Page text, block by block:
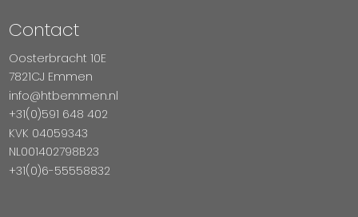
Contact
Oosterbracht 10E
7821CJ Emmen
info@htbemmen.nl
+31(0)591 648 402
KVK 04059343
NL001402798B23
+31(0)6-55558832